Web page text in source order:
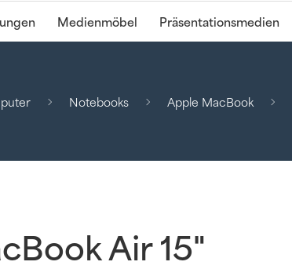
Medienmöbel Präsentationsmedien
Notebooks Apple MacBook
Air 15"